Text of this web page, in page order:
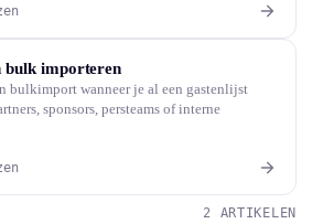
bulk importeren
bulkimport wanneer je al een gastenlijst
sponsors, persteams of interne
2 ARTIKELEN